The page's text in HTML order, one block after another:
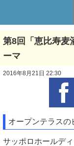
第8回「恵比寿麦
ーマ
2016年8月21日 22:30
オープンテラスの
サッポロホールデ